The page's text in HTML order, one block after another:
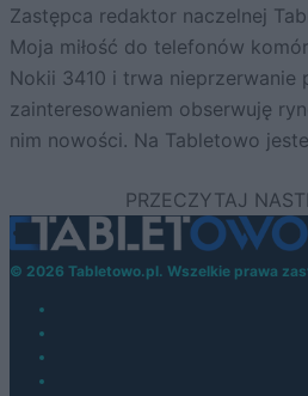
Zastępca redaktor naczelnej
Moja miłość do telefonów
Nokii 3410 i trwa nieprzerwanie
zainteresowaniem obserwuję
nim nowości. Na Tabletowo
© 2026 Tabletowo.pl. Wszelkie prawa